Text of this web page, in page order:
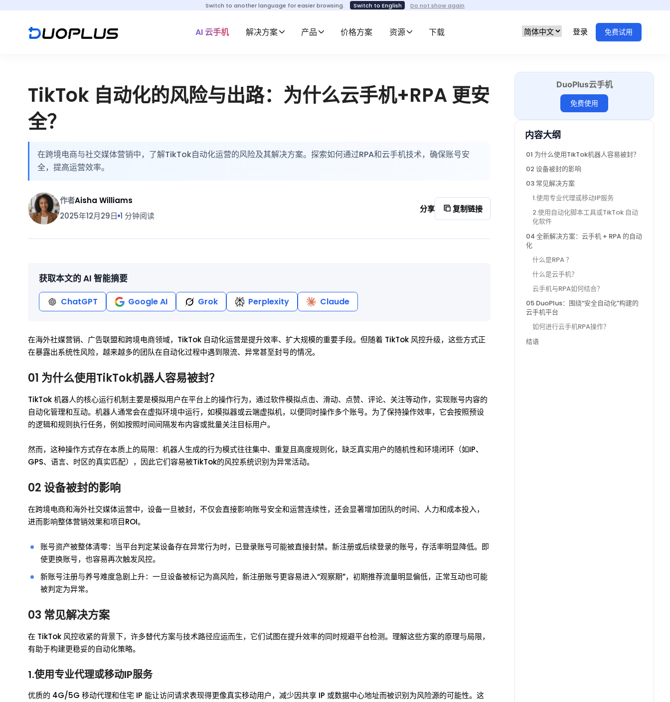
Switch to another language for easier browsing. Switch to English Do not show again
AI 云手机 解决方案 产品 价格方案 资源 下载 登录 免费试用
TikTok 自动化的风险与出路：为什么云手机+RPA 更安
全？
在跨境电商与社交媒体营销中，了解TikTok自动化运营的风险及其解决方案。探索如何通过RPA和云手机技术，确保账号安
全，提高运营效率。
作者Aisha Williams
2025年12月29日 1 分钟阅读
分享 复制链接
获取本文的 AI 智能摘要
ChatGPT Google AI Grok Perplexity Claude
在海外社媒营销、广告联盟和跨境电商领域，TikTok 自动化运营是提升效率、扩大规模的重要手段。但随着 TikTok 风控升级，这些方式正
在暴露出系统性风险，越来越多的团队在自动化过程中遇到限流、异常甚至封号的情况。
01 为什么使用TikTok机器人容易被封？
TikTok 机器人的核心运行机制主要是模拟用户在平台上的操作行为，通过软件模拟点击、滑动、点赞、评论、关注等动作，实现账号内容的
自动化管理和互动。机器人通常会在虚拟环境中运行，如模拟器或云端虚拟机，以便同时操作多个账号。为了保持操作效率，它会按照预设
的逻辑和规则执行任务，例如按照时间间隔发布内容或批量关注目标用户。
然而，这种操作方式存在本质上的局限：机器人生成的行为模式往往集中、重复且高度规则化，缺乏真实用户的随机性和环境闭环（如IP、
GPS、语言、时区的真实匹配），因此它们容易被TikTok的风控系统识别为异常活动。
02 设备被封的影响
在跨境电商和海外社交媒体运营中，设备一旦被封，不仅会直接影响账号安全和运营连续性，还会显著增加团队的时间、人力和成本投入，
进而影响整体营销效果和项目ROI。
账号资产被整体清零：当平台判定某设备存在异常行为时，已登录账号可能被直接封禁。新注册或后续登录的账号，存活率明显降低。即
使更换账号，也容易再次触发风控。
新账号注册与养号难度急剧上升：一旦设备被标记为高风险，新注册账号更容易进入“观察期”，初期推荐流量明显偏低，正常互动也可能
被判定为异常。
03 常见解决方案
在 TikTok 风控收紧的背景下，许多替代方案与技术路径应运而生，它们试图在提升效率的同时规避平台检测。理解这些方案的原理与局限，
有助于构建更稳妥的自动化策略。
1.使用专业代理或移动IP服务
优质的 4G/5G 移动代理和住宅 IP 能让访问请求表现得更像真实移动用户，减少因共享 IP 或数据中心地址而被识别为风险源的可能性。这
DuoPlus云手机
免费使用
内容大纲
01 为什么使用TikTok机器人容易被封？
02 设备被封的影响
03 常见解决方案
1.使用专业代理或移动IP服务
2.使用自动化脚本工具或TikTok 自动
化软件
04 全新解决方案：云手机 + RPA 的自动
化
什么是RPA ？
什么是云手机？
云手机与RPA如何结合？
05 DuoPlus：围绕“安全自动化”构建的
云手机平台
如何进行云手机RPA操作？
结语